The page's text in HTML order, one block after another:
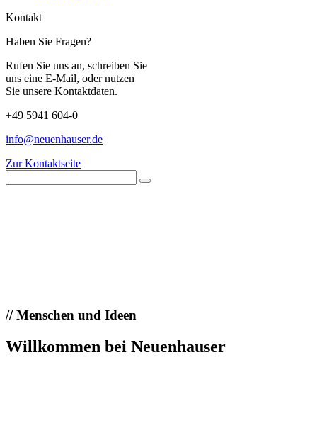
Kontakt
Haben Sie Fragen?
Rufen Sie uns an, schreiben Sie
uns eine E-Mail, oder nutzen
Sie unsere Kontaktdaten.
+49 5941 604-0
info@neuenhauser.de
Zur Kontaktseite
//Menschen und Ideen
Willkommen bei Neuenhauser